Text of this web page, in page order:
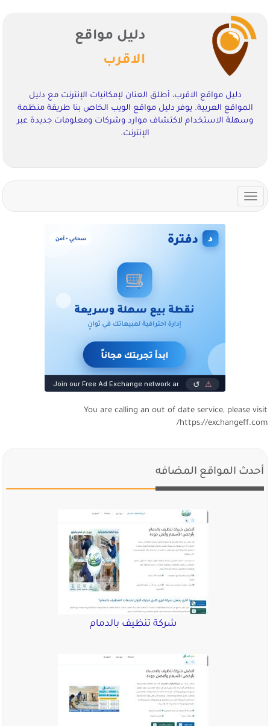
دليل مواقع
الاقرب
دليل مواقع الاقرب، أطلق العنان لإمكانيات الإنترنت مع دليل
المواقع العربية. يوفر دليل مواقع الويب الخاص بنا طريقة منظمة
وسهلة الاستخدام لاكتشاف موارد وشركات ومعلومات جديدة عبر
الإنترنت.
Toggle
navigation
You are calling an out of date service, please visit
https://exchangeff.com/
أحدث المواقع المضافه
شركة تنظيف بالدمام